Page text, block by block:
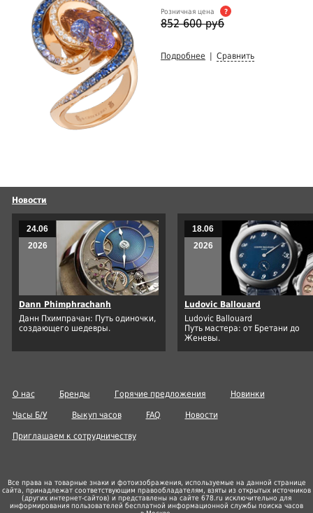
Розничная цена ?
852 600 руб
Подробнее Сравнить
Новости
24.06
2026
Dann Phimphrachanh
Данн Пхимпрачан: Путь одиночки,
создающего шедевры.
18.06
2026
Ludovic Ballouard
Ludovic Ballouard
Путь мастера: от Бретани до
Женевы.
О нас Бренды Горячие предложения Новинки
Часы Б/У Выкуп часов FAQ Новости
Приглашаем к сотрудничеству
Все права на товарные знаки и фотоизображения, используемые на данной странице
сайта, принадлежат соответствующим правообладателям, взяты из открытых источников
(других интернет-сайтов) и представлены на сайте 678.ru исключительно для
информирования пользователей бесплатной информационной службы поиска часов